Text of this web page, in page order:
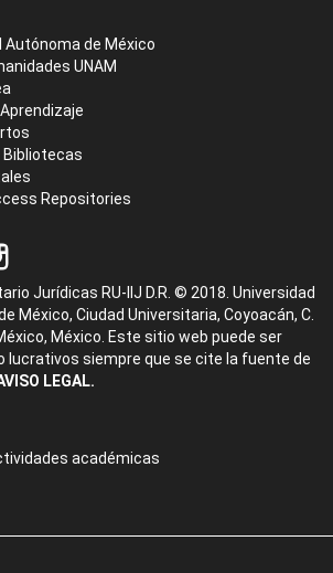
Autónoma de México
UNAM
Bibliotecas
Repositories
Jurídicas RU-IIJ D.R. © 2018. Universidad
México, Ciudad Universitaria, Coyoacán, C.
México. Este sitio web puede ser
lucrativos siempre que se cite la fuente de
LEGAL.
académicas